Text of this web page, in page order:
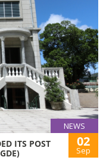
NEWS
ITS POST
02
Sep